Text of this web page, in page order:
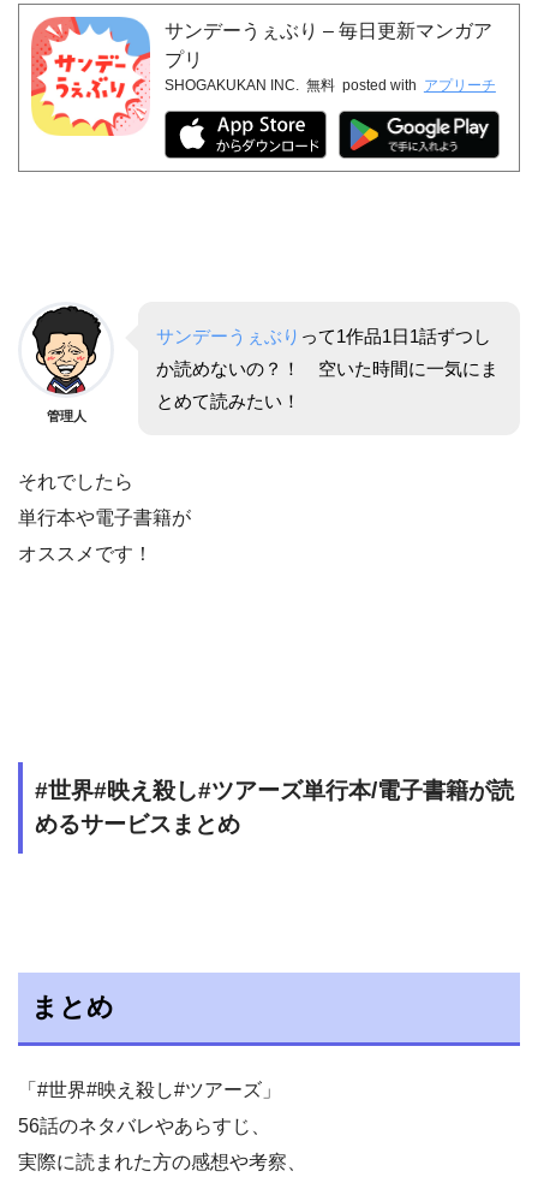
サンデーうぇぶり – 毎日更新マンガア
プリ
SHOGAKUKAN INC. 無料 posted with アプリーチ
管理人
サンデーうぇぶり って1作品1日1話ずつし
か読めないの？！ 空いた時間に一気にま
とめて読みたい！
それでしたら
単行本や電子書籍が
オススメです！
#世界#映え殺し#ツアーズ単行本/電子書籍が読
めるサービスまとめ
まとめ
「#世界#映え殺し#ツアーズ」
56話のネタバレやあらすじ、
実際に読まれた方の感想や考察、